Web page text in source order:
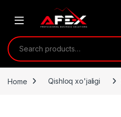
Search for:
Home Qishloq xo'jaligi